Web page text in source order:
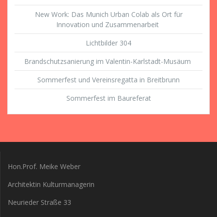
New Work: Das Munich Urban Colab als Ort für
Innovation und Zusammenarbeit
Lichtbilder 304
Brandschutzsanierung im Valentin-Karlstadt-Musäum
Sommerfest und Vereinsregatta in Breitbrunn
Sommerfest im Baureferat
Hon.Prof. Meike Weber
Architektin Kulturmanagerin
Neurieder Straße 33